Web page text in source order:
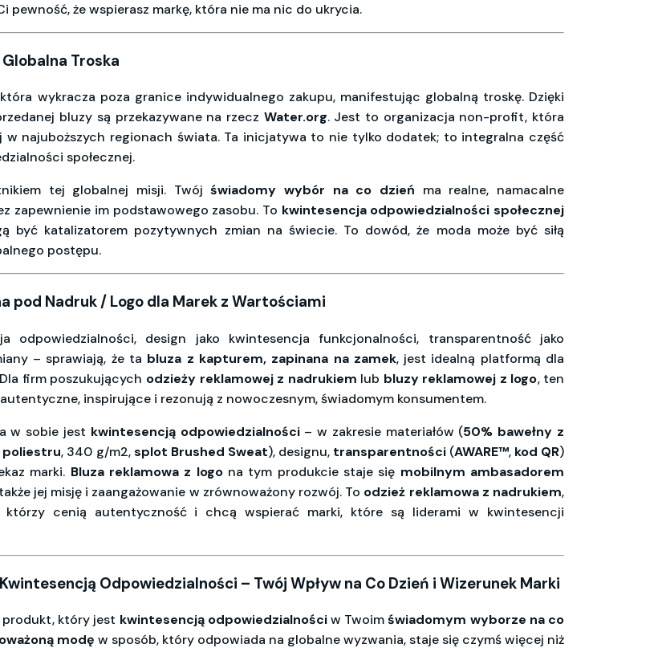
że wspierasz markę, która nie ma nic do ukrycia.
Troska
wykracza poza granice indywidualnego zakupu, manifestując globalną troskę. Dzięki
bluzy są przekazywane na rzecz Water.org. Jest to organizacja non-profit, która
najuboższych regionach świata. Ta inicjatywa to nie tylko dodatek; to integralna część
społecznej.
tej globalnej misji. Twójświadomy wybór na co dzień ma realne, namacalne
zapewnienie im podstawowego zasobu. To kwintesencja odpowiedzialności społecznej
być katalizatorem pozytywnych zmian na świecie. To dowód, że moda może być siłą
postępu.
pod Nadruk / Logo dla Marek z Wartościami
design jako kwintesencja funkcjonalności, transparentność jako
– sprawiają, że ta bluza z kapturem, zapinana na zamek, jest idealną platformą dla
firm poszukujących odzieży reklamowej z nadrukiem lub bluzy reklamowej z logo, ten
inspirujące i rezonują z nowoczesnym, świadomym konsumentem.
w sobie jest kwintesencją odpowiedzialności– w zakresie materiałów (50% bawełny z
poliestru, 340 g/m2,splot Brushed Sweat), designu, transparentności(AWARE™, kod QR)
marki. Bluza reklamowa z logona tym produkcie staje się mobilnym ambasadorem
jej misję i zaangażowanie w zrównoważony rozwój. To odzież reklamowa z nadrukiem,
cenią autentyczność i chcą wspierać marki, które są liderami w kwintesencji
Odpowiedzialności – Twój Wpływ na Co Dzień i Wizerunek Marki
który jest kwintesencją odpowiedzialnościw Twoimświadomym wyborze na co
modę w sposób, który odpowiada na globalne wyzwania, staje się czymś więcej niż